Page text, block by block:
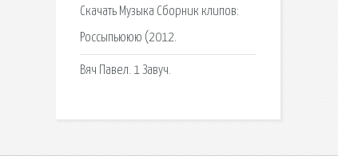
Скачать Музыка Сборник клипов:
Россыпьююю (2012.
Вяч Павел. 1 Завуч.